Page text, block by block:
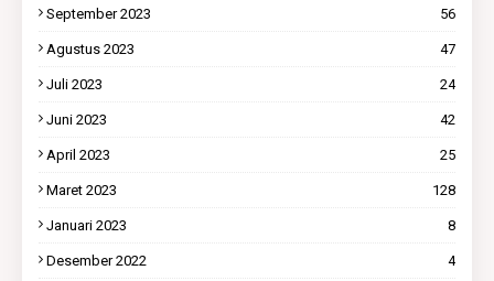
September 2023 56
Agustus 2023 47
Juli 2023 24
Juni 2023 42
April 2023 25
Maret 2023 128
Januari 2023 8
Desember 2022 4